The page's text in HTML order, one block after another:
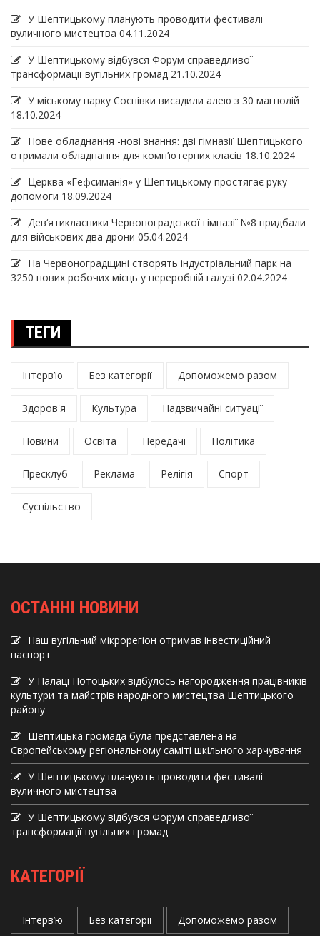
У Шептицькому планують проводити фестивалі
вуличного мистецтва 04.11.2024
У Шептицькому відбувся Форум справедливої
трансформації вугільних громад 21.10.2024
У міському парку Соснівки висадили алею з 30 магнолій
18.10.2024
Нове обладнання -нові знання: дві гімназії Шептицького
отримали обладнання для комп’ютерних класів 18.10.2024
Церква «Гефсиманія» у Шептицькому простягає руку
допомоги 18.09.2024
Дев‘ятикласники Червоноградської гімназії №8 придбали
для військових два дрони 05.04.2024
На Червоноградщині створять індустріальний парк на
3250 нових робочих місць у переробній галузі 02.04.2024
ТЕГИ
Інтерв’ю Без категорії Допоможемо разом
Здоров'я Культура Надзвичайні ситуації
Новини Освіта Передачі Політика
Пресклуб Реклама Релігія Спорт
Суспільство
ОСТАННІ НОВИНИ
Наш вугільний мікрорегіон отримав інвеcтиційний
паспорт
У Палаці Потоцьких відбулось нагородження працівників
культури та майстрів народного мистецтва Шептицького
району
Шептицька громада була представлена на
Європейському регіональному саміті шкільного харчування
У Шептицькому планують проводити фестивалі
вуличного мистецтва
У Шептицькому відбувся Форум справедливої
трансформації вугільних громад
КАТЕГОРІЇ
Інтерв’ю Без категорії Допоможемо разом